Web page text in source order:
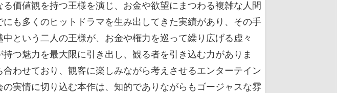
価値観を持つ王様を演じ、お金や欲望にまつわる複雑な人間
も多くのヒットドラマを生み出してきた実績があり、その手
という二人の王様が、お金や権力を巡って繰り広げる虚々
つ魅力を最大限に引き出し、観る者を引き込む力がありま
わせており、観客に楽しみながら考えさせるエンターテイン
実情に切り込む本作は、知的でありながらもゴージャスな雰